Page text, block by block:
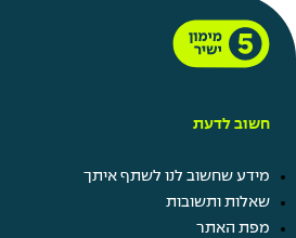
חשוב לדעת
מידע שחשוב לנו לשתף איתך
שאלות ותשובות
מפת האתר